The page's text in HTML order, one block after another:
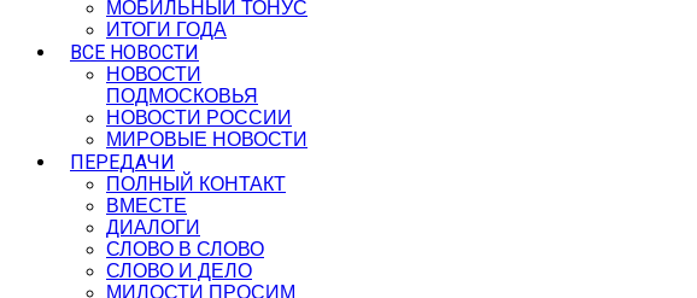
МОБИЛЬНЫЙ ТОНУС
ИТОГИ ГОДА
ВСЕ НОВОСТИ
НОВОСТИ
ПОДМОСКОВЬЯ
НОВОСТИ РОССИИ
МИРОВЫЕ НОВОСТИ
ПЕРЕДАЧИ
ПОЛНЫЙ КОНТАКТ
ВМЕСТЕ
ДИАЛОГИ
СЛОВО В СЛОВО
СЛОВО И ДЕЛО
МИЛОСТИ ПРОСИМ